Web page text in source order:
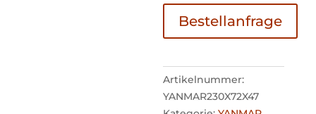
Bestellanfrage
Artikelnummer:
YANMAR230X72X47